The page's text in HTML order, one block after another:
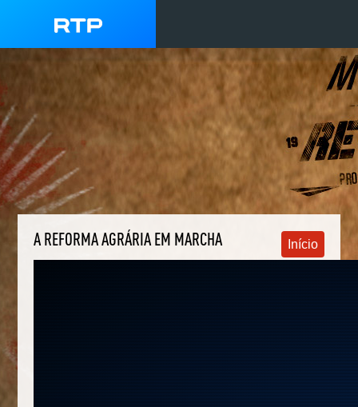
A REFORMA AGRÁRIA EM MARCHA Início